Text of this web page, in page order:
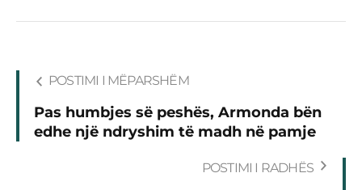
POSTIMI I MËPARSHËM
Pas humbjes së peshës, Armonda bën
edhe një ndryshim të madh në pamje
POSTIMI I RADHËS